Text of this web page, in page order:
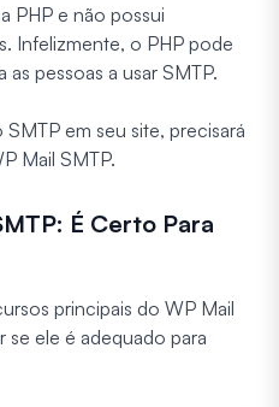
PHP e não possui
Infelizmente, o PHP pode
pessoas a usar SMTP.
em seu site, precisará
Mail SMTP.
É Certo Para
principais do WP Mail
se ele é adequado para